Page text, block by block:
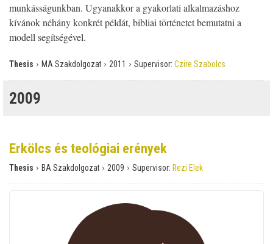
munkásságunkban. Ugyanakkor a gyakorlati alkalmazáshoz
kívánok néhány konkrét példát, bibliai történetet bemutatni a
modell segítségével.
Thesis › MA Szakdolgozat › 2011 › Supervisor: Czire Szabolcs
2009
Erkölcs és teológiai erények
Thesis › BA Szakdolgozat › 2009 › Supervisor: Rezi Elek